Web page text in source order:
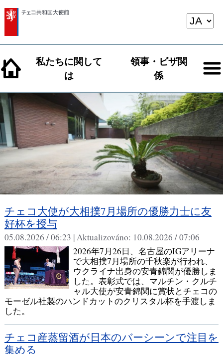
私たちに関して
は
領事・ビザ関
係
チェコ大使が大相撲7月場所の優勝力士に友
好杯を授与
05.08.2026 / 06:23 |Aktualizováno: 10.08.2026 / 07:06
2026年7月26日、名古屋のIGアリーナ
で大相撲7月場所の千秋楽が行われ、
ウクライナ出身の安青錦関が優勝しま
した。表彰式では、マルチン・クルチ
ャル大使が安青錦関に賞状とチェコの
モーゼル社製のハンドカットのクリスタル杯を手渡しま
した。
チェコ産蒸留酒が日本のバーシーンで注目を
集める